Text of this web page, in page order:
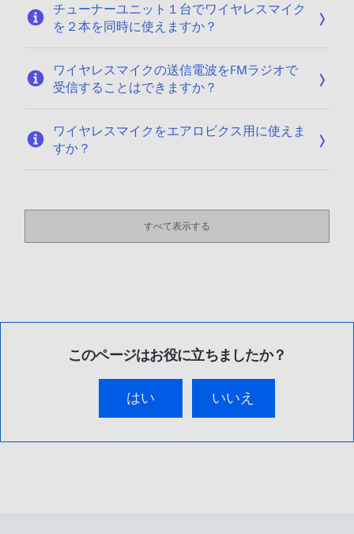
チューナーユニット１台でワイヤレスマイク
を２本を同時に使えますか？
ワイヤレスマイクの送信電波をFMラジオで
受信することはできますか？
ワイヤレスマイクをエアロビクス用に使えま
すか？
すべて表示する
このページはお役に立ちましたか？
はい いいえ